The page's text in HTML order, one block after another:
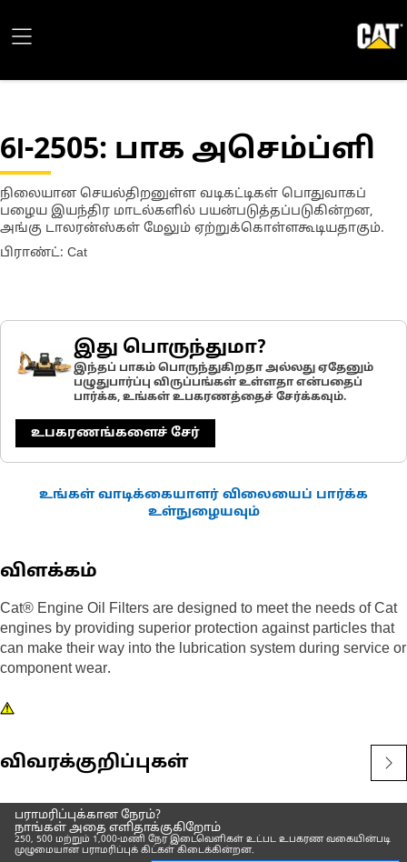
6I-2505: பாக அசெம்ப்ளி
நிலையான செயல்திறனுள்ள வடிகட்டிகள் பொதுவாகப்
பழைய இயந்திர மாடல்களில் பயன்படுத்தப்படுகின்றன,
அங்கு டாலரன்ஸ்கள் மேலும் ஏற்றுக்கொள்ளகூடியதாகும்.
பிராண்ட்: Cat
இது பொருந்துமா?
இந்தப் பாகம் பொருந்துகிறதா அல்லது ஏதேனும்
பழுதுபார்ப்பு விருப்பங்கள் உள்ளதா என்பதைப்
பார்க்க, உங்கள் உபகரணத்தைச் சேர்க்கவும்.
உபகரணங்களைச் சேர்
உங்கள் வாடிக்கையாளர் விலையைப் பார்க்க
உள்நுழையவும்
விளக்கம்
Cat® Engine Oil Filters are designed to meet the needs of Cat
engines by providing superior protection against particles that
can make their way into the lubrication system during service or
component wear.
விவரக்குறிப்புகள்
பராமரிப்புக்கான நேரம்?
நாங்கள் அதை எளிதாக்குகிறோம்
250, 500 மற்றும் 1,000-மணி நேர இடைவெளிகள் உட்பட உபகரண வகையின்படி
முழுமையான பராமரிப்புக் கிட்கள் கிடைக்கின்றன.